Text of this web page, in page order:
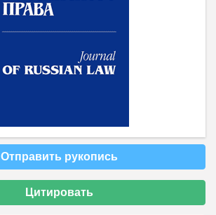
Отправить рукопись
Цитировать